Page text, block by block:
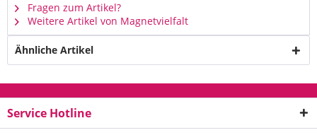
Fragen zum Artikel?
Weitere Artikel von Magnetvielfalt
Ähnliche Artikel
Service Hotline